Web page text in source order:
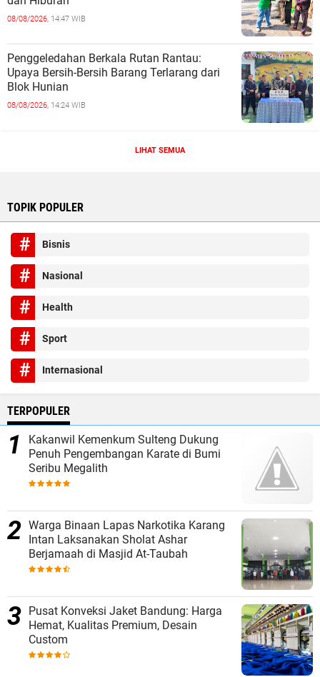
08/08/2026, 14:47 WIB
Penggeledahan Berkala Rutan Rantau:
Upaya Bersih-Bersih Barang Terlarang dari
Blok Hunian
08/08/2026, 14:24 WIB
LIHAT SEMUA
TOPIK POPULER
Bisnis
Nasional
Health
Sport
Internasional
TERPOPULER
Kakanwil Kemenkum Sulteng Dukung
Penuh Pengembangan Karate di Bumi
Seribu Megalith
Warga Binaan Lapas Narkotika Karang
Intan Laksanakan Sholat Ashar
Berjamaah di Masjid At-Taubah
Pusat Konveksi Jaket Bandung: Harga
Hemat, Kualitas Premium, Desain
Custom